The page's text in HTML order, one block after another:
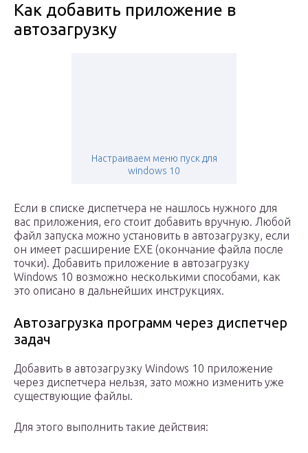
Как добавить приложение в
автозагрузку
Настраиваем меню пуск для
windows 10
Если в списке диспетчера не нашлось нужного для
вас приложения, его стоит добавить вручную. Любой
файл запуска можно установить в автозагрузку, если
он имеет расширение EXE (окончание файла после
точки). Добавить приложение в автозагрузку
Windows 10 возможно несколькими способами, как
это описано в дальнейших инструкциях.
Автозагрузка программ через диспетчер
задач
Добавить в автозагрузку Windows 10 приложение
через диспетчера нельзя, зато можно изменить уже
существующие файлы.
Для этого выполнить такие действия: